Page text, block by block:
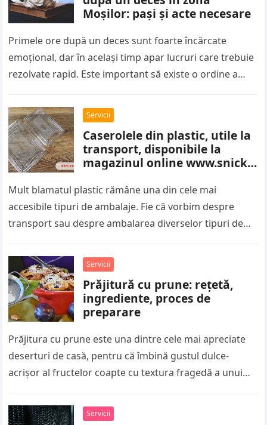
Moșilor: pași și acte necesare
Primele ore după un deces sunt foarte încărcate
emoțional, dar în același timp apar lucruri care trebuie
rezolvate rapid. Este important să existe o ordine a
Servicii
Caserolele din plastic, utile la
transport, disponibile la
magazinul online www.snick-
Mult blamatul plastic rămâne una din cele mai
accesibile tipuri de ambalaje. Fie că vorbim despre
transport sau despre ambalarea diverselor tipuri de
Servicii
Prăjitură cu prune: rețetă,
ingrediente, proces de
preparare
Prăjitura cu prune este una dintre cele mai apreciate
deserturi de casă, pentru că îmbină gustul dulce-
acrișor al fructelor coapte cu textura fragedă a unui
Servicii